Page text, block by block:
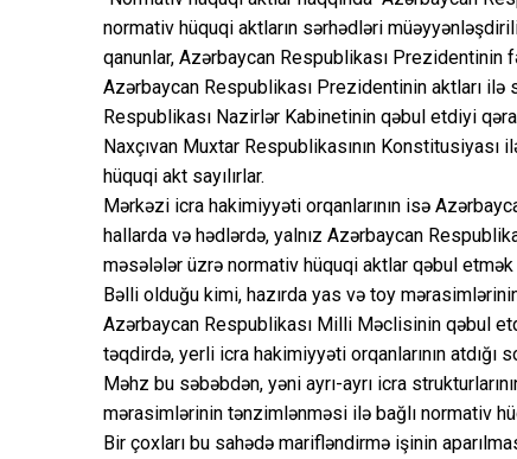
normativ hüquqi aktların sərhədləri
qanunlar, Azərbaycan Respublikası Prezidentinin
Azərbaycan Respublikası Prezidentinin aktları
Respublikası Nazirlər Kabinetinin qəbul etdiyi
Naxçıvan Muxtar Respublikasının
hüquqi akt sayılırlar.
Mərkəzi icra hakimiyyəti orqanlarının isə
hallarda və hədlərdə, yalnız Azərbaycan
məsələlər üzrə normativ hüquqi aktlar qəbul etmək
Bəlli olduğu kimi, hazırda yas və toy
Azərbaycan Respublikası Milli Məclisinin qəbul
təqdirdə, yerli icra hakimiyyəti orqanlarının
Məhz bu səbəbdən, yəni ayrı-ayrı icra
mərasimlərinin tənzimlənməsi ilə bağlı normativ
Bir çoxları bu sahədə marifləndirmə işinin